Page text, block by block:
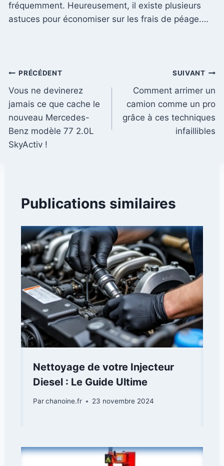
fréquemment. Heureusement, il existe plusieurs
astuces pour économiser sur les frais de péage.…
Navigation
de
l’article
PRÉCÉDENT
Vous ne devinerez
jamais ce que cache le
nouveau Mercedes-
Benz modèle 77 2.0L
SkyActiv !
SUIVANT
Comment arrimer un
camion comme un pro
grâce à ces techniques
infaillibles
Publications similaires
Nettoyage de votre Injecteur
Diesel : Le Guide Ultime
Parchanoine.fr 23 novembre 2024